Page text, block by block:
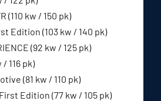
(110 kw / 150 pk)
Edition (103 kw / 140 pk)
(92 kw / 125 pk)
/ 116 pk)
(81 kw / 110 pk)
Edition (77 kw / 105 pk)